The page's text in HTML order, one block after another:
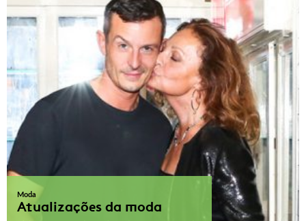
Moda
Atualizações da moda